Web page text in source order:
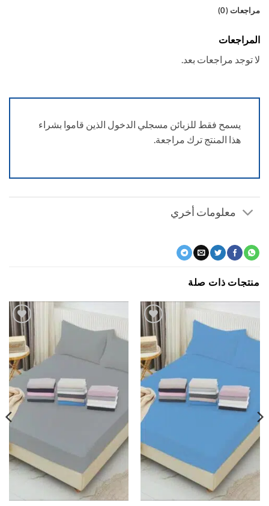
(0)
مراجعات بعد.
يسمح فقط للزبائن مسجلي الدخول الذين قاموا بشراء
هذا المنتج ترك مراجعة.
معلومات أخري
ذات صلة
اضف
الي
المفضلة
اضف
الي
المفضلة